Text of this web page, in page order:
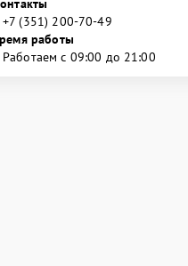
+7 (351) 200-70-49
работы
Работаем с 09:00 до 21:00